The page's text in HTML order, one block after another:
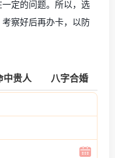
定的问题。所以，选
察好后再办卡，以防
中贵人 八字合婚